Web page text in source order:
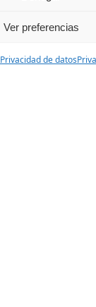
Ver preferencias
Privacidad de datos
Instagram